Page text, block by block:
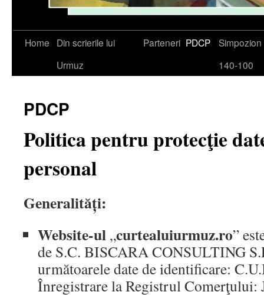
Skip
Home
Din scrierile lui
Urmuz
Parteneri PDCP
140-100
PDCP
Politica pentru protecţie
personal
Generalități:
Website-ul „curtealuiurmuz.ro”
de S.C. BISCARA CONSULTING
următoarele date de identificare:
Înregistrare la Registrul Comerţului: